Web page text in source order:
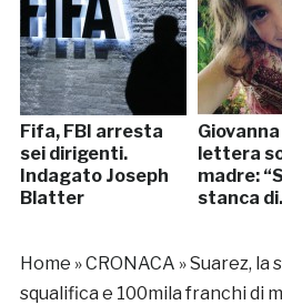
Fifa, FBI arresta
sei dirigenti.
Indagato Joseph
Blatter
lettera
madre:
stanca
Home »CRONACA »Suarez, la
squalifica e 100mila franchi di